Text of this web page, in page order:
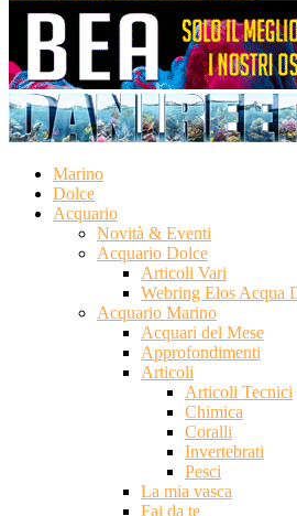
Marino
Dolce
Acquario
Novità & Eventi
Acquario Dolce
Articoli Vari
Webring Elos Acqua
Acquario Marino
Acquari del Mese
Approfondimenti
Articoli
Articoli Tecnici
Chimica
Coralli
Invertebrati
Pesci
La mia vasca
Fai da te